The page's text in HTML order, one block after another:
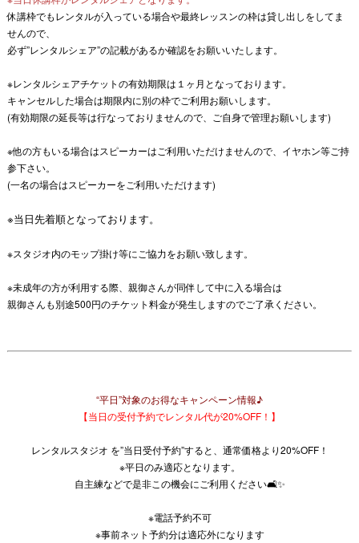
休講枠でもレンタルが入っている場合や最終レッスンの枠は貸し出しをしてま
せんので、
必ず”レンタルシェア”の記載があるか確認をお願いいたします。
※レンタルシェアチケットの有効期限は１ヶ月となっております。
キャンセルした場合は期限内に別の枠でご利用お願いします。
(有効期限の延長等は行なっておりませんので、ご自身で管理お願いします)
※他の方もいる場合はスピーカーはご利用いただけませんので、イヤホン等ご持
参下さい。
(一名の場合はスピーカーをご利用いただけます)
※当日先着順となっております。
※スタジオ内のモップ掛け等にご協力をお願い致します。
※未成年の方が利用する際、親御さんが同伴して中に入る場合は
親御さんも別途500円のチケット料金が発生しますのでご了承ください。
“平日”対象のお得なキャンペーン情報♪
【当日の受付予約でレンタル代が20%OFF！】
レンタルスタジオ を”当日受付予約”すると、通常価格より20%OFF！
※平日のみ適応となります。
自主練などで是非この機会にご利用ください🛋✨
※電話予約不可
※事前ネット予約分は適応外になります